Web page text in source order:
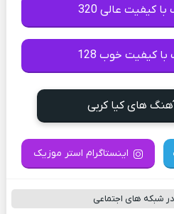
کیفیت عالی 320
کیفیت خوب 128
های کیا کربی
اینستاگرام استر موزیک
شبکه های اجتماعی